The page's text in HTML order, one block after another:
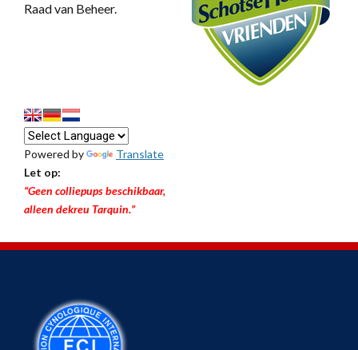
Raad van Beheer.
Powered by
Translate
Let op:
“Geen colliepups beschikbaar,
alleen dekreu Tarquin.”